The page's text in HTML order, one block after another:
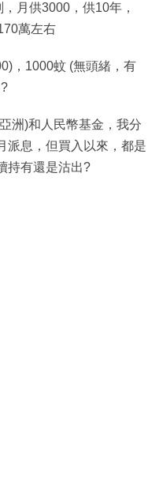
月供3000，供10年，
萬左右
，1000蚊 (無頭緒，有
洲)和人民幣基金，我分
派息，但買入以來，都是
持有還是沽出?